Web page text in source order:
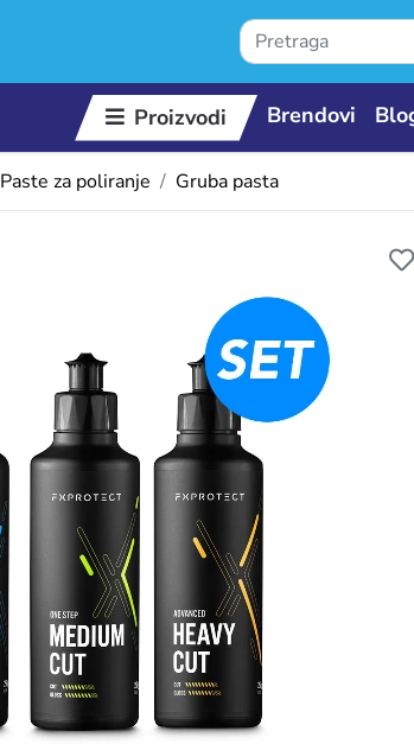
Proizvodi Brendovi
Paste za poliranje Gruba pasta
FX SET PASTI - GRUBA, SREDNJA I